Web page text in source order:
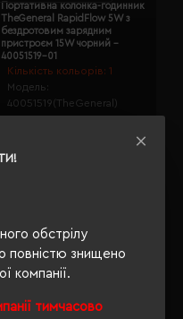
обстрілу
повністю знищено
компанії.
тимчасово
Кількість кольорів: 1
Модель:
40051519(TheGeneral)
Портативна колонка-годинник
TheGeneral RapidFlow 5W з
бездротовим зарядним
пристроєм 15W чорний -
40051519-01